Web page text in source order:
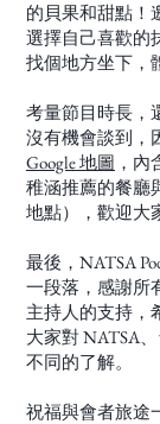
的貝果和甜點！
選擇自己喜歡的
找個地方坐下，
考量節目時長，
沒有機會談到，
Google 地圖 ，
稚涵推薦的餐廳
地點），歡迎大
最後，NATSA
一段落，感謝所
主持人的支持，
大家對 NATSA
不同的了解。
祝福與會者旅途